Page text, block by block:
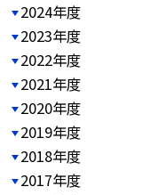
2024年度
2023年度
2022年度
2021年度
2020年度
2019年度
2018年度
2017年度